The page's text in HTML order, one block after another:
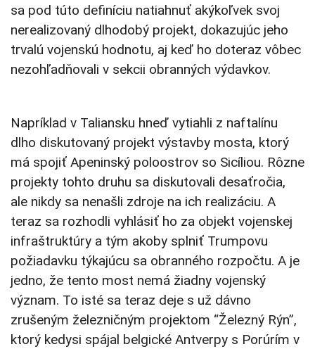
sa pod túto definíciu natiahnuť akýkoľvek svoj
nerealizovaný dlhodobý projekt, dokazujúc jeho
trvalú vojenskú hodnotu, aj keď ho doteraz vôbec
nezohľadňovali v sekcii obranných výdavkov.
Napríklad v Taliansku hneď vytiahli z naftalínu
dlho diskutovaný projekt výstavby mosta, ktorý
má spojiť Apeninský poloostrov so Sicíliou. Rôzne
projekty tohto druhu sa diskutovali desaťročia,
ale nikdy sa nenašli zdroje na ich realizáciu. A
teraz sa rozhodli vyhlásiť ho za objekt vojenskej
infraštruktúry a tým akoby splniť Trumpovu
požiadavku týkajúcu sa obranného rozpočtu. A je
jedno, že tento most nemá žiadny vojenský
význam. To isté sa teraz deje s už dávno
zrušeným železničným projektom “Železný Rýn”,
ktorý kedysi spájal belgické Antverpy s Porúrím v